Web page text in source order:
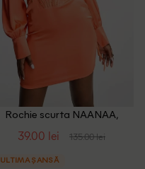
Rochie scurta NAANAA,
39.00 lei 135.00 lei
ULTIMA ȘANSĂ